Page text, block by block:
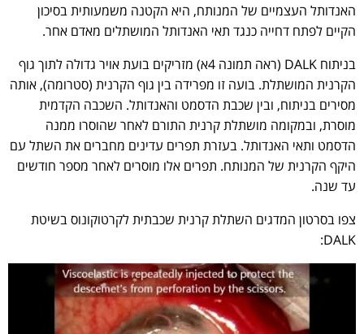
האנדותל העצמיים של המנותח, היא הקטנה משמעותית בסיכון
הקיים לפתח דחייה כנגד תאי האנדותל המושתלים מאדם אחר.
בניתוח DALK (ראה תמונה 4א) מזריקים בועת אויר גדולה לתוך גוף
הקרנית המושתלת. בועה זו מפרידה בין גוף הקרנית (סטרומה), אותה
מסירים בניתוח, ובין שכבת הדסמט והאנדותל. השכבה הקדמית
מוסרת, ובמקומה מושתלת קרנית התורם לאחר שהוסרו ממנה
הדסמט ותאי האנדותל. בעזרת תפרים עדינים מחברים את השתל עם
היקף הקרנית של המנותח. תפרים אלו מוסרים לאחר מספר חודשים
עד שנה.
צפו בסרטון המדגים השתלת קרנית שכבתית לקרטוקונוס בשיטת
DALK: